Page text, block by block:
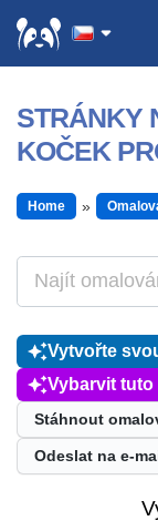
STRÁNKY
KOČEK
Home
Vytvořte
Vybarvit
Stáhnout
Odeslat na e-